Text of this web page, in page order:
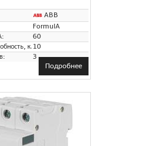
ABB
FormulA
60
кА:10
3
Подробнее